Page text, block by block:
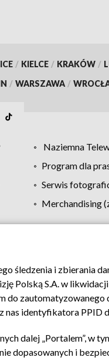
/ KIELCE / KRAKÓW /
/ WARSZAWA /
Naziemna
Program dla
Serwis
Merchandising
Pomoc Biuro reklamy
śledzenia i zbierania
Polską S.A. w likwidacji
do
nas identyfikatora PPID
dalej „Portalem”, w
i